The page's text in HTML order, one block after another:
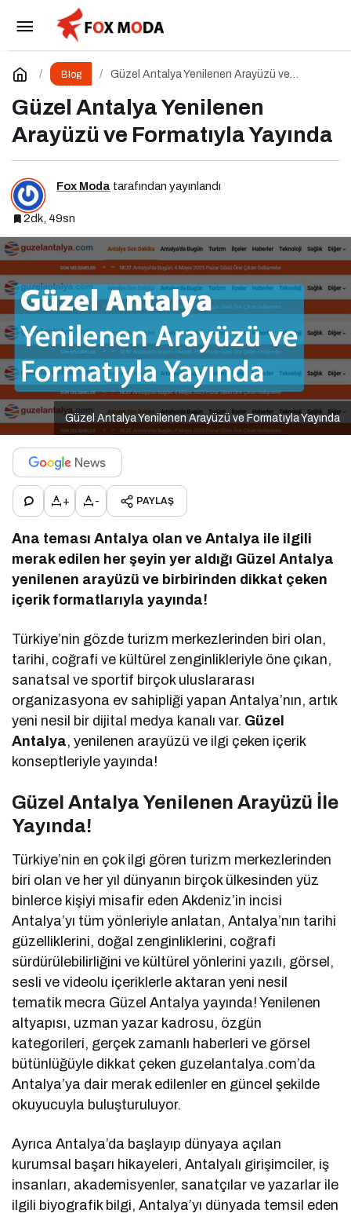
Blog
Güzel Antalya Yenilenen Arayüzü ve
Güzel Antalya Yenilenen
Arayüzü ve Formatıyla Yayında
Fox Moda tarafından yayınlandı
2dk, 49sn
Güzel Antalya Yenilenen Arayüzü ve Formatıyla Yayında
+ - PAYLAŞ
Ana teması Antalya olan ve Antalya ile ilgili
merak edilen her şeyin yer aldığı Güzel Antalya
yenilenen arayüzü ve birbirinden dikkat çeken
içerik formatlarıyla yayında!
Türkiye’nin gözde turizm merkezlerinden biri olan,
tarihi, coğrafi ve kültürel zenginlikleriyle öne çıkan,
sanatsal ve sportif birçok uluslararası
organizasyona ev sahipliği yapan Antalya’nın, artık
yeni nesil bir dijital medya kanalı var. Güzel
Antalya, yenilenen arayüzü ve ilgi çeken içerik
konseptleriyle yayında!
Güzel Antalya Yenilenen Arayüzü İle
Yayında!
Türkiye’nin en çok ilgi gören turizm merkezlerinden
biri olan ve her yıl dünyanın birçok ülkesinden yüz
binlerce kişiyi misafir eden Akdeniz’in incisi
Antalya’yı tüm yönleriyle anlatan, Antalya’nın tarihi
güzelliklerini, doğal zenginliklerini, coğrafi
sürdürülebilirliğini ve kültürel yönlerini yazılı, görsel,
sesli ve videolu içeriklerle aktaran yeni nesil
tematik mecra Güzel Antalya yayında! Yenilenen
altyapısı, uzman yazar kadrosu, özgün
kategorileri, gerçek zamanlı haberleri ve görsel
bütünlüğüyle dikkat çeken guzelantalya.com’da
Antalya’ya dair merak edilenler en güncel şekilde
okuyucuyla buluşturuluyor.
Ayrıca Antalya’da başlayıp dünyaya açılan
kurumsal başarı hikayeleri, Antalyalı girişimciler, iş
insanları, akademisyenler, sanatçılar ve yazarlar ile
ilgili biyografik bilgi, Antalya’yı dünyada temsil eden
Aynada Görmek İstediğimiz: Gerçekten
Kimiz?
Yorum Yap